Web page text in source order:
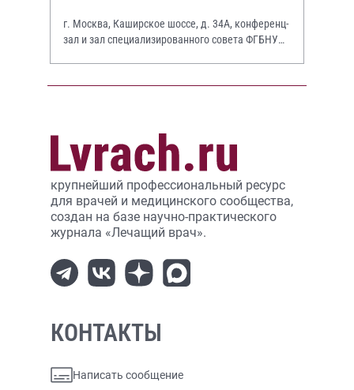
г. Москва, Каширское шоссе, д. 34А, конференц-
зал и зал специализированного совета ФГБНУ
крупнейший профессиональный ресурс
для врачей и медицинского сообщества,
создан на базе научно-практического
журнала «Лечащий врач».
КОНТАКТЫ
Написать сообщение